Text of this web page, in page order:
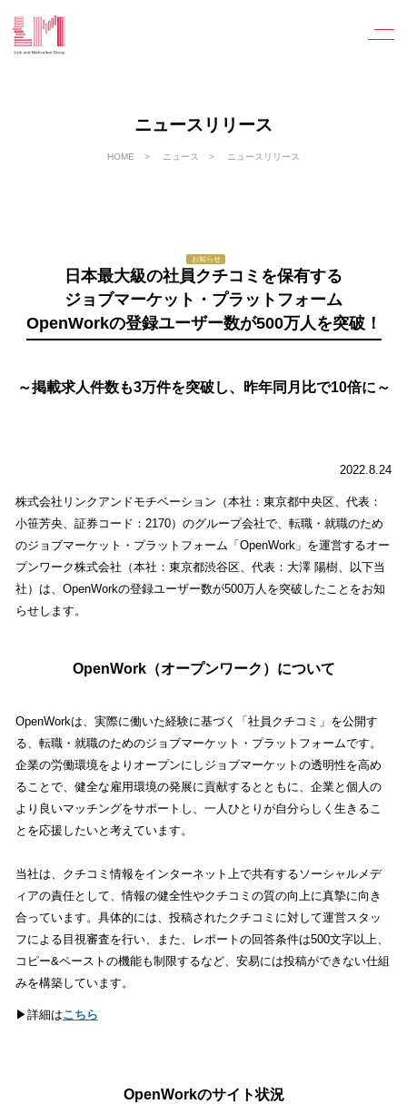
ニュースリリース
HOME ニュース ニュースリリース
お知らせ
日本最大級の社員クチコミを保有する
ジョブマーケット・プラットフォーム
OpenWorkの登録ユーザー数が500万人を突破！
～掲載求人件数も3万件を突破し、昨年同月比で10倍に～
2022.8.24
株式会社リンクアンドモチベーション（本社：東京都中央区、代表：
小笹芳央、証券コード：2170）のグループ会社で、転職・就職のため
のジョブマーケット・プラットフォーム「OpenWork」を運営するオー
プンワーク株式会社（本社：東京都渋谷区、代表：大澤 陽樹、以下当
社）は、OpenWorkの登録ユーザー数が500万人を突破したことをお知
らせします。
OpenWork（オープンワーク）について
OpenWorkは、実際に働いた経験に基づく「社員クチコミ」を公開す
る、転職・就職のためのジョブマーケット・プラットフォームです。
企業の労働環境をよりオープンにしジョブマーケットの透明性を高め
ることで、健全な雇用環境の発展に貢献するとともに、企業と個人の
より良いマッチングをサポートし、一人ひとりが自分らしく生きるこ
とを応援したいと考えています。
当社は、クチコミ情報をインターネット上で共有するソーシャルメデ
ィアの責任として、情報の健全性やクチコミの質の向上に真摯に向き
合っています。具体的には、投稿されたクチコミに対して運営スタッ
フによる目視審査を行い、また、レポートの回答条件は500文字以上、
コピー&ペーストの機能も制限するなど、安易には投稿ができない仕組
みを構築しています。
▶詳細はこちら
OpenWorkのサイト状況